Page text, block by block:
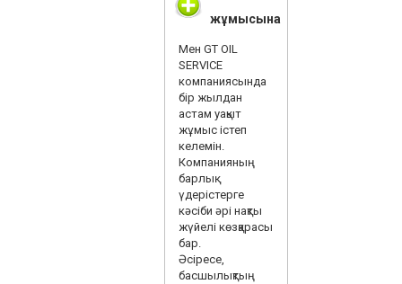
жұмысына
Мен GT OIL
SERVICE
компаниясында
бір жылдан
астам уақыт
жұмыс істеп
келемін.
Компанияның
барлық
үдерістерге
кәсіби әрі нақты
жүйелі көзқарасы
бар.
Әсіресе,
басшылықтың